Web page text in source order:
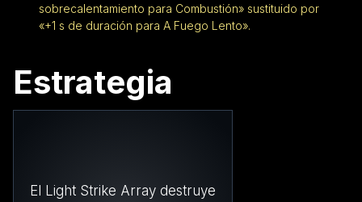
sobrecalentamiento para Combustión» sustituido por
«+1 s de duración para A Fuego Lento».
Estrategia
El Light Strike Array destruye